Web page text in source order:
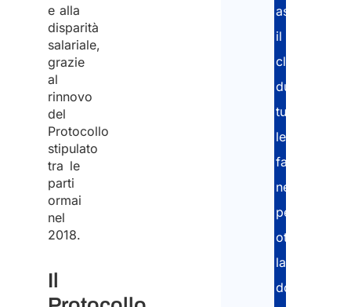
e alla
disparità
salariale,
grazie
al
rinnovo
del
Protocollo
stipulato
tra le
parti
ormai
nel
2018.
Il
assistono
il
cliente
durante
tutte
le
fasi
necessarie
per
ottenere
la